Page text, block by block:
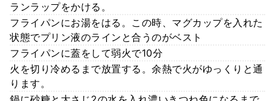
ランラップをかける。
フライパンにお湯をはる。この時、マグカップを入れた
状態でプリン液のラインと合うのがベスト
フライパンに蓋をして弱火で10分
火を切り冷めるまで放置する。余熱で火がゆっくりと通
ります。